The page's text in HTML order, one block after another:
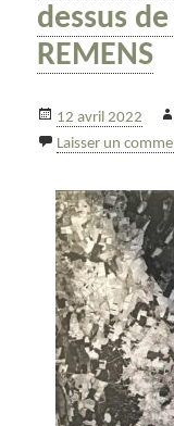
dessus
REMENS
Publié
le
12 avril 2022
Laisser un